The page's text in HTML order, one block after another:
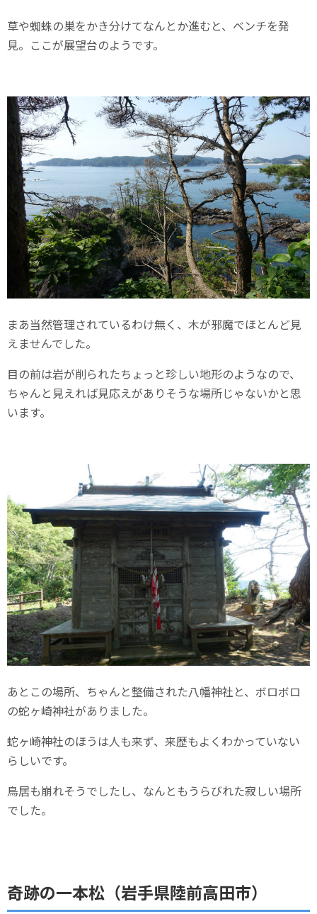
草や蜘蛛の巣をかき分けてなんとか進むと、ベンチを発
見。ここが展望台のようです。
まあ当然管理されているわけ無く、木が邪魔でほとんど見
えませんでした。
目の前は岩が削られたちょっと珍しい地形のようなので、
ちゃんと見えれば見応えがありそうな場所じゃないかと思
います。
あとこの場所、ちゃんと整備された八幡神社と、ボロボロ
の蛇ヶ崎神社がありました。
蛇ヶ崎神社のほうは人も来ず、来歴もよくわかっていない
らしいです。
鳥居も崩れそうでしたし、なんともうらびれた寂しい場所
でした。
奇跡の一本松（岩手県陸前高田市）